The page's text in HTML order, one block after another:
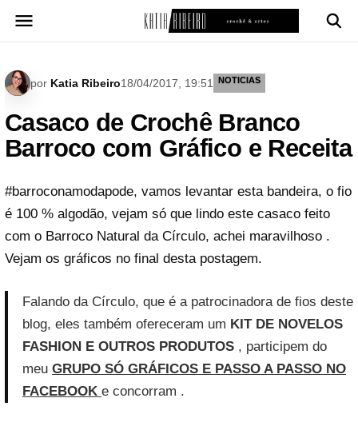
para
por Katia Ribeiro18/04/2017, 19:51 NOTICIAS
Casaco de Crochê Branco
Barroco com Gráfico e Receita
#barroconamodapode, vamos levantar esta bandeira, o fio
é 100 % algodão, vejam só que lindo este casaco feito
com o Barroco Natural da Círculo, achei maravilhoso .
Vejam os gráficos no final desta postagem.
Falando da Círculo, que é a patrocinadora de fios deste
blog, eles também ofereceram um KIT DE NOVELOS
FASHION E OUTROS PRODUTOS , participem do
meu GRUPO SÓ GRÁFICOS E PASSO A PASSO NO
FACEBOOK e concorram .